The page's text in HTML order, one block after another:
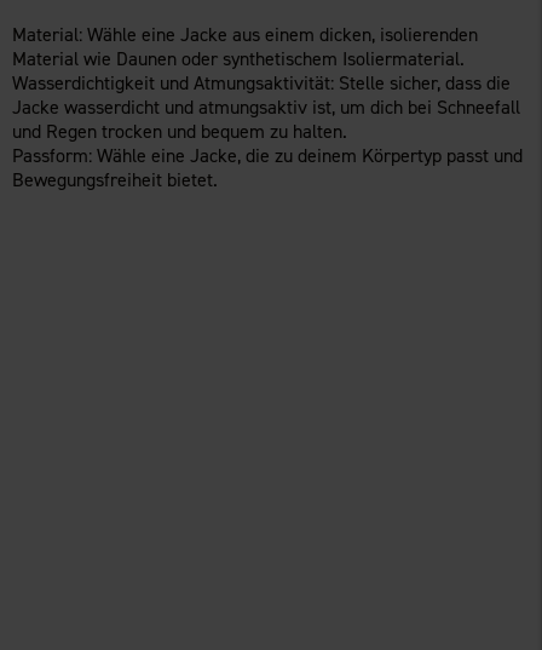
Material: Wähle eine Jacke aus einem dicken, isolierenden
Material wie Daunen oder synthetischem Isoliermaterial.
Wasserdichtigkeit und Atmungsaktivität: Stelle sicher, dass die
Jacke wasserdicht und atmungsaktiv ist, um dich bei Schneefall
und Regen trocken und bequem zu halten.
Passform: Wähle eine Jacke, die zu deinem Körpertyp passt und
Bewegungsfreiheit bietet.